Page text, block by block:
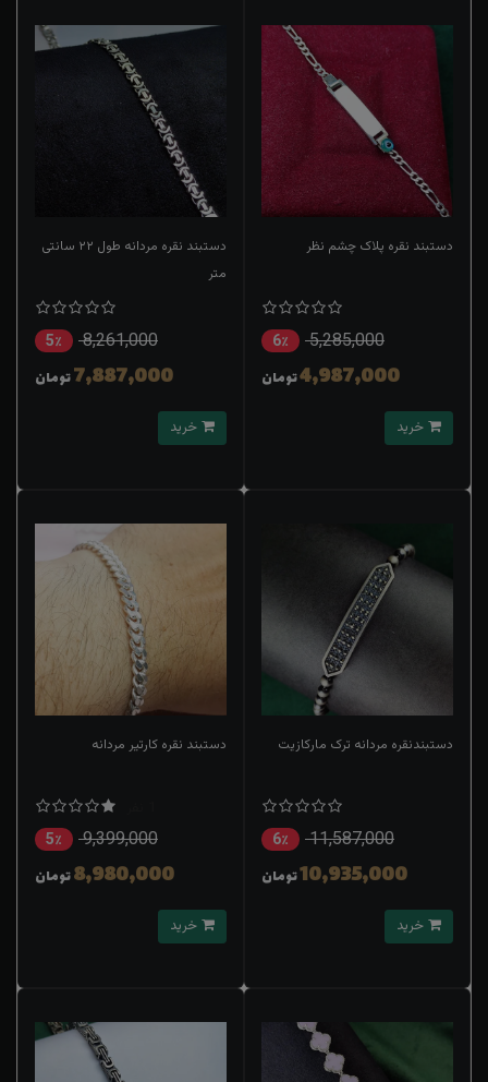
دستبند نقره پلاک چشم نظر
5,285,000 6٪
4,987,000تومان
دستبند نقره مردانه طول ۲۲ سانتی
متر
8,261,000 5٪
7,887,000تومان
دستبندنقره مردانه ترک مارکازیت
11,587,000 6٪
10,935,000تومان
دستبند نقره کارتیر مردانه
9,399,000 5٪
8,980,000تومان